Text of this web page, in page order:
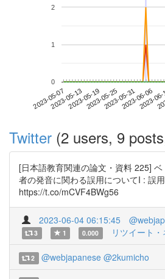
2023-05-072023-05-132023-05-192023-05-252023-05-312023-06-06
2023-
0
1
2
Twitter (2 users, 9
[日本語教育関連の論文・資料 225]
者の発音に関わる誤用についてI : 誤
https://t.co/mCVF4BWg56
2023-06-04 06:15:45
3 1 0.000 リツイート
2 @webjapanese @2kumicho